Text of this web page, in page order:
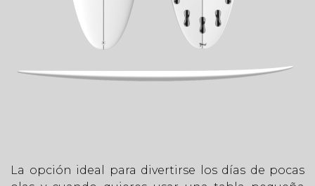
La opción ideal para divertirse los días de pocas